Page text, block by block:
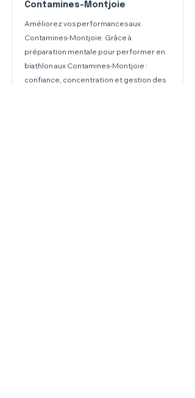
Contamines-Montjoie
Améliorez vos performances aux
Contamines-Montjoie. Grâce à
préparation mentale pour performer en
biathlon aux Contamines-Montjoie :
confiance, concentration et gestion des